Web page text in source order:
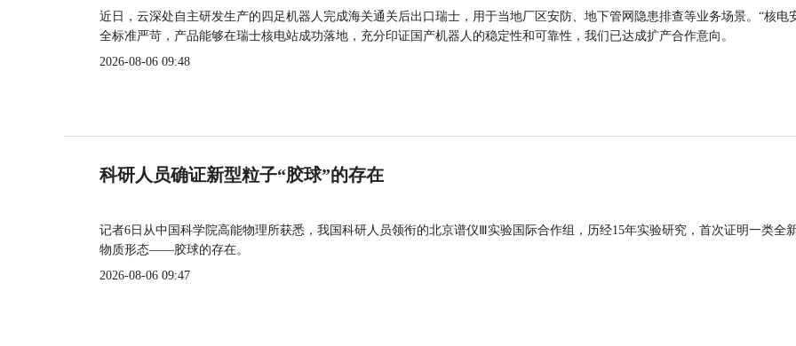
近日，云深处自主研发生产的四足机器人完成海关通关后出口瑞士，用于当地厂区安防、地下管网隐患排查等业务场景。“核电
全标准严苛，产品能够在瑞士核电站成功落地，充分印证国产机器人的稳定性和可靠性，我们已达成扩产合作意向。
2026-08-06 09:48
科研人员确证新型粒子“胶球”的存在
记者6日从中国科学院高能物理所获悉，我国科研人员领衔的北京谱仪Ⅲ实验国际合作组，历经15年实验研究，首次证明一类全
物质形态——胶球的存在。
2026-08-06 09:47